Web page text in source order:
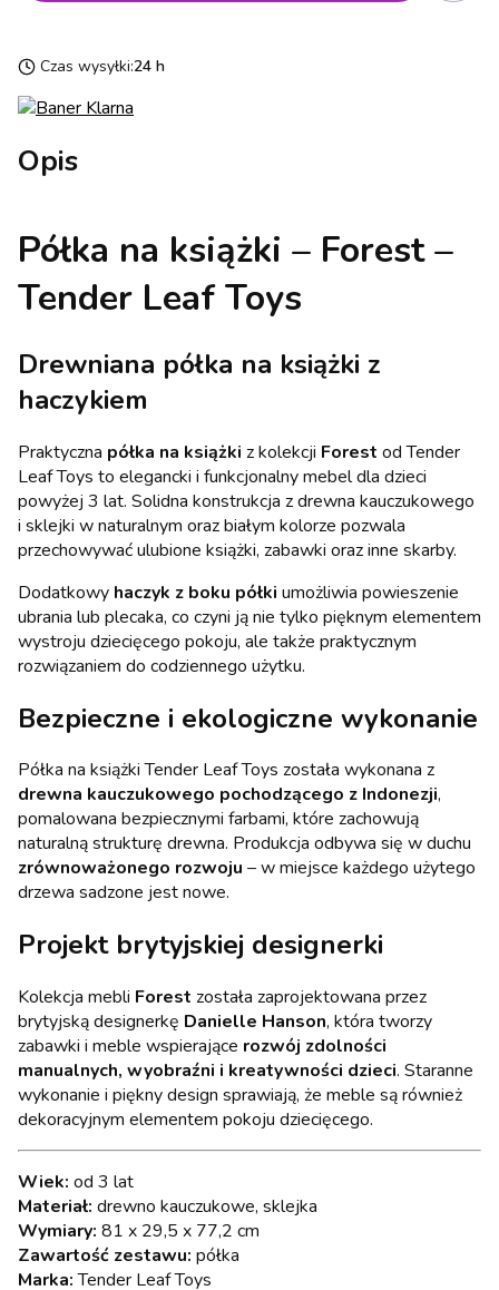
Czas wysyłki:24 h
Opis
Półka na książki – Forest –
Tender Leaf Toys
Drewniana półka na książki z
haczykiem
Praktyczna półka na książki z kolekcji Forest od Tender
Leaf Toys to elegancki i funkcjonalny mebel dla dzieci
powyżej 3 lat. Solidna konstrukcja z drewna kauczukowego
i sklejki w naturalnym oraz białym kolorze pozwala
przechowywać ulubione książki, zabawki oraz inne skarby.
Dodatkowy haczyk z boku półki umożliwia powieszenie
ubrania lub plecaka, co czyni ją nie tylko pięknym elementem
wystroju dziecięcego pokoju, ale także praktycznym
rozwiązaniem do codziennego użytku.
Bezpieczne i ekologiczne wykonanie
Półka na książki Tender Leaf Toys została wykonana z
drewna kauczukowego pochodzącego z Indonezji,
pomalowana bezpiecznymi farbami, które zachowują
naturalną strukturę drewna. Produkcja odbywa się w duchu
zrównoważonego rozwoju – w miejsce każdego użytego
drzewa sadzone jest nowe.
Projekt brytyjskiej designerki
Kolekcja mebli Forest została zaprojektowana przez
brytyjską designerkę Danielle Hanson, która tworzy
zabawki i meble wspierające rozwój zdolności
manualnych, wyobraźni i kreatywności dzieci. Staranne
wykonanie i piękny design sprawiają, że meble są również
dekoracyjnym elementem pokoju dziecięcego.
Wiek: od 3 lat
Materiał: drewno kauczukowe, sklejka
Wymiary: 81 x 29,5 x 77,2 cm
Zawartość zestawu: półka
Marka:Tender Leaf Toys